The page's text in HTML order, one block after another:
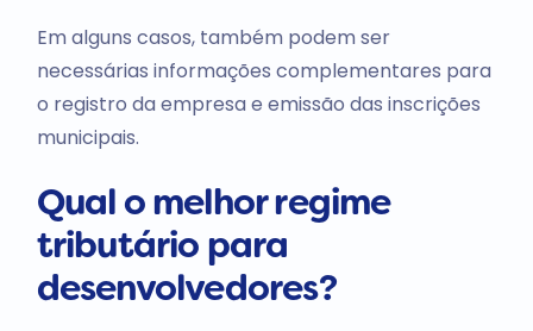
Em alguns casos, também podem ser
necessárias informações complementares para
o registro da empresa e emissão das inscrições
municipais.
Qual o melhor regime
tributário para
desenvolvedores?